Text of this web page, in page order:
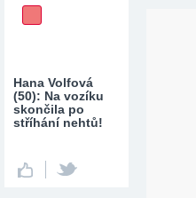
Hana Volfová
(50): Na vozíku
skončila po
stříhání nehtů!